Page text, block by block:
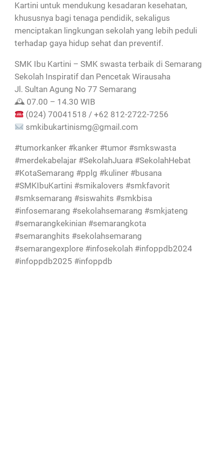
Kartini untuk mendukung kesadaran kesehatan,
khususnya bagi tenaga pendidik, sekaligus
menciptakan lingkungan sekolah yang lebih peduli
terhadap gaya hidup sehat dan preventif.
SMK Ibu Kartini – SMK swasta terbaik di Semarang
Sekolah Inspiratif dan Pencetak Wirausaha
Jl. Sultan Agung No 77 Semarang
🕰 07.00 – 14.30 WIB
(024) 70041518 / +62 812-2722-7256
smkibukartinismg@gmail.com
#tumorkanker #kanker #tumor #smkswasta
#merdekabelajar #SekolahJuara #SekolahHebat
#KotaSemarang #pplg #kuliner #busana
#SMKIbuKartini #smikalovers #smkfavorit
#smksemarang #siswahits #smkbisa
#infosemarang #sekolahsemarang #smkjateng
#semarangkekinian #semarangkota
#semaranghits #sekolahsemarang
#semarangexplore #infosekolah #infoppdb2024
#infoppdb2025 #infoppdb